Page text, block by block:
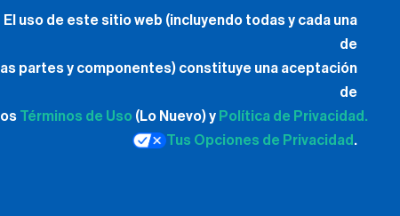
El uso de este sitio web (incluyendo todas y cada una
de
las partes y componentes) constituye una aceptación
de
los Términos de Uso (Lo Nuevo) y Política de Privacidad.
Tus Opciones de Privacidad .